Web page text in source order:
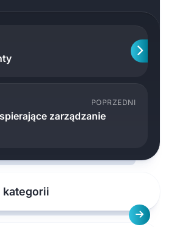
POPRZEDNI
zarządzanie
kategorii